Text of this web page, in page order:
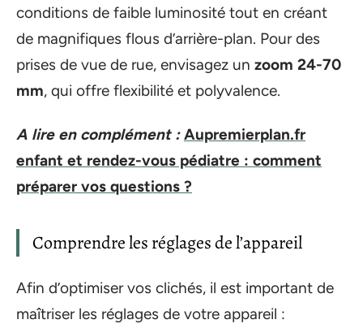
conditions de faible luminosité tout en créant
de magnifiques flous d’arrière-plan. Pour des
prises de vue de rue, envisagez un zoom 24-70
mm, qui offre flexibilité et polyvalence.
A lire en complément : Aupremierplan.fr
enfant et rendez-vous pédiatre : comment
préparer vos questions ?
Comprendre les réglages de l’appareil
Afin d’optimiser vos clichés, il est important de
maîtriser les réglages de votre appareil :